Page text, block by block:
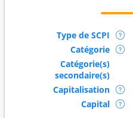
Type de SCPI
Catégorie
Catégorie(s)
secondaire(s)
Capitalisation
Capital